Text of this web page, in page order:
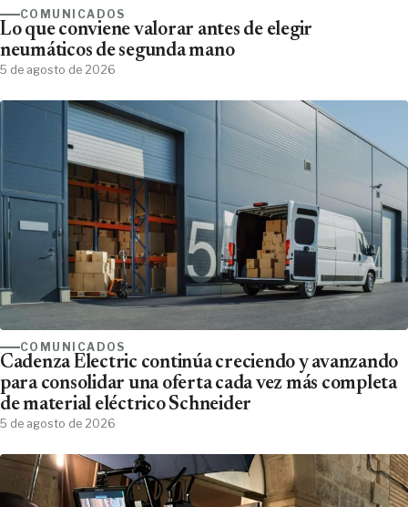
COMUNICADOS
Lo que conviene valorar antes de elegir
neumáticos de segunda mano
5 de agosto de 2026
COMUNICADOS
Cadenza Electric continúa creciendo y avanzando
para consolidar una oferta cada vez más completa
de material eléctrico Schneider
5 de agosto de 2026